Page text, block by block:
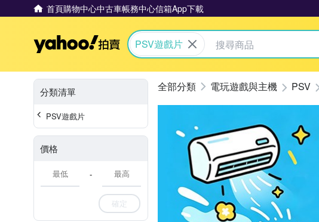
首頁購物中心中古車帳務中心信箱App下載
Yahoo拍賣
PSV遊戲片
分類清單
PSV遊戲片
價格
-
確定
電玩遊戲與主機 PSV